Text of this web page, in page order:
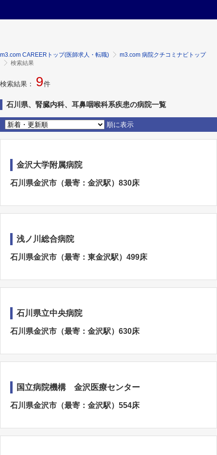
m3.com CAREERトップ(医師求人・転職)
m3.com 病院クチコミナビトップ
検索結果
検索結果： 9件
石川県、腎臓内科、耳鼻咽喉科系疾患の病院一覧
順に表示
金沢大学附属病院
石川県金沢市（最寄：金沢駅）830床
浅ノ川総合病院
石川県金沢市（最寄：東金沢駅）499床
石川県立中央病院
石川県金沢市（最寄：金沢駅）630床
国立病院機構 金沢医療センター
石川県金沢市（最寄：金沢駅）554床